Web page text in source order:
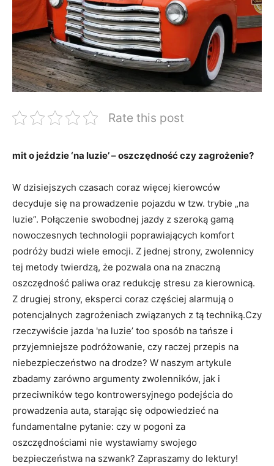
Rate this post
mit o jeździe ‘na luzie’ – oszczędność czy zagrożenie?
W dzisiejszych czasach coraz więcej kierowców
decyduje się na prowadzenie pojazdu w tzw. trybie „na
luzie”. Połączenie swobodnej jazdy z szeroką gamą
nowoczesnych technologii poprawiających komfort
podróży budzi wiele emocji. Z jednej strony, zwolennicy
tej metody twierdzą, że pozwala ona na znaczną
oszczędność paliwa oraz redukcję stresu za kierownicą.
Z drugiej strony, eksperci coraz częściej alarmują o
potencjalnych zagrożeniach związanych z tą techniką.Czy
rzeczywiście jazda 'na luzie’ too sposób na tańsze i
przyjemniejsze podróżowanie, czy raczej przepis na
niebezpieczeństwo na drodze? W naszym artykule
zbadamy zarówno argumenty zwolenników, jak i
przeciwników tego kontrowersyjnego podejścia do
prowadzenia auta, starając się odpowiedzieć na
fundamentalne pytanie: czy w pogoni za
oszczędnościami nie wystawiamy swojego
bezpieczeństwa na szwank? Zapraszamy do lektury!